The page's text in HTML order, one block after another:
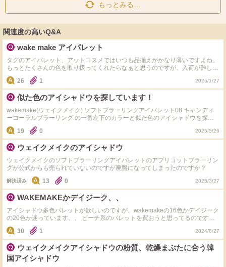
もっとみる…
関連度の高いQ&A
wake make アイパレット
タグのアイパレット、アットコスメではいつも品揃えがかなり薄いですよね。
もっとたくさんの色を取り扱ってくれたらなぁと思うのですが、入荷が難しい
んですかね？ 不思議に思いまして。
26 1 2026/1/27
似た色のアイシャドウを探しています！
wakemake(ウェイクメイク) ソフトブラーリングアイパレット08 キャンディ
ーコーラルブラーリング の一番左下のカラーと似た色のアイシャドウを探し
ています！ しっとりタイプをオススメしてもらえると助かります>_< その
他、アプリコット・コーラル・ピーチカラーでブライトスプリング(発色が良
い)に似合うアイシャドウあればなんでも教えて欲しいです！！！！！！！ 理
由：超乾燥肌なのもあり粉吹きする為 ※アイシャドウベース等、対処済み 合
っていたアイシャドウブランド ・2aN 合わなかったブランド ・dasique(デイ
ジーク)
19 0 2025/5/26
ウェイクメイクのアイシャドウ
ウェイクメイクのソフトブラーリングアイパレットのアプリコットブラーリン
グが公式からも売られていないのですが廃盤になってしまったのですか？
解決済み 13 0 2025/3/27
WAKEMAKEかデイジーク、、
アイシャドウ多色パレットが欲しいのですが、wakemakeの16色かデイジーク
の20色か迷っています、、 ピーチ系のパレットを買おうと思ってるのです
が、どちらがいいとかありますか？><
30 1 2024/8/27
ウェイクメイクアイシャドウの粉質、乾燥まぶたに合う韓
国アイシャドウ